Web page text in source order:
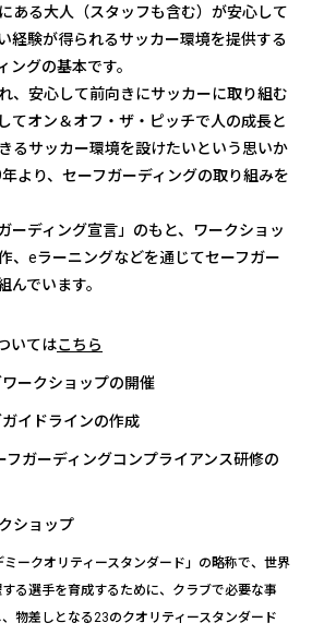
ある大人（スタッフも含む）が安心して
経験が得られるサッカー環境を提供する
ングの基本です。
、安心して前向きにサッカーに取り組む
てオン＆オフ・ザ・ピッチで人の成長と
るサッカー環境を設けたいという思いか
より、セーフガーディングの取り組みを
ーディング宣言」のもと、ワークショッ
、eラーニングなどを通じてセーフガー
んでいます。
いてはこちら
ークショップの開催
イドラインの作成
ガーディングコンプライアンス研修の
ショップ
ークオリティースタンダード」の略称で、世界
る選手を育成するために、クラブで必要な事
物差しとなる23のクオリティースタンダード